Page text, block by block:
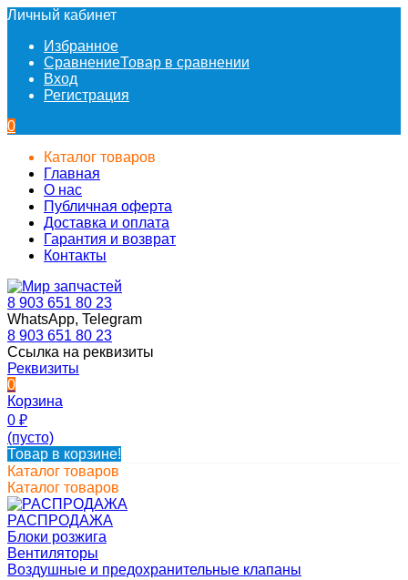
Личный кабинет
Избранное
СравнениеТовар в сравнении
Вход
Регистрация
0
Каталог товаров
Главная
О нас
Публичная оферта
Доставка и оплата
Гарантия и возврат
Контакты
8 903 651 80 23
WhatsApp, Telegram
8 903 651 80 23
Ссылка на реквизиты
Реквизиты
0
Корзина
0 ₽
(пусто)
Товар в корзине!
Каталог товаров
Каталог товаров
РАСПРОДАЖА
Блоки розжига
Вентиляторы
Воздушные и предохранительные клапаны